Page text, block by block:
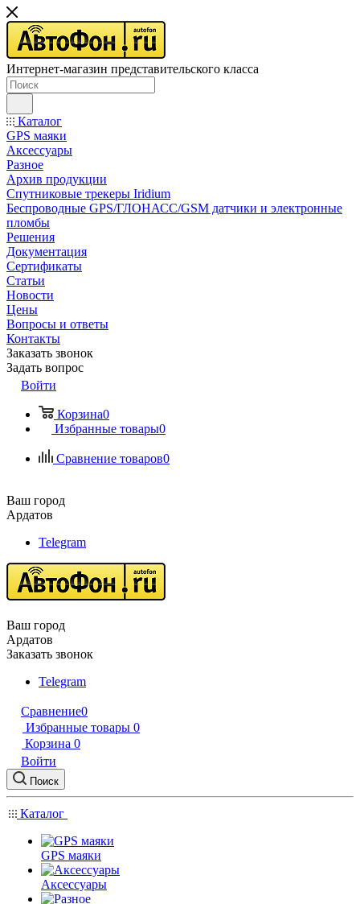
Интернет-магазин представительского класса
Каталог
GPS маяки
Аксессуары
Разное
Архив продукции
Спутниковые трекеры Iridium
Беспроводные GPS/ГЛОНАСС/GSM датчики и электронные
пломбы
Решения
Документация
Сертификаты
Статьи
Новости
Цены
Вопросы и ответы
Контакты
Заказать звонок
Задать вопрос
Войти
Корзина0
Избранные товары0
Сравнение товаров0
Ваш город
Ардатов
Telegram
Ваш город
Ардатов
Заказать звонок
Telegram
Сравнение0
Избранные товары 0
Корзина 0
Войти
Поиск
Каталог
GPS маяки
Аксессуары